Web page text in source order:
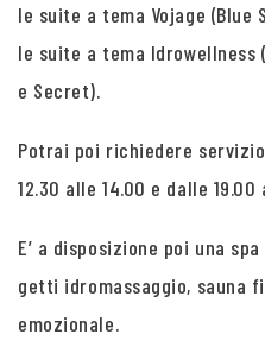
le suite a tema Vojage (Blue
le suite a tema Idrowellness
e Secret).
Potrai poi richiedere
12.30 alle 14.00 e dalle 19.00
E’ a disposizione poi una
getti idromassaggio, sauna
emozionale.